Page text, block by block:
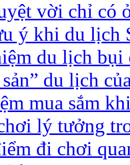
vời chỉ có
ý khi du lịch
du lịch bụi
sản” du lịch
mua sắm
lý tưởng
đi chơi